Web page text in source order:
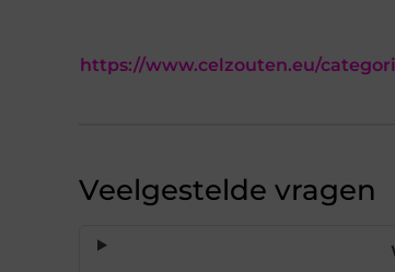
https://www.celzouten.eu/
Veelgestelde vragen